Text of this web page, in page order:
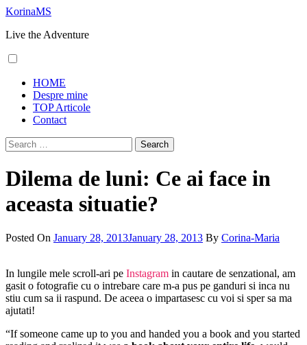
Skip
content
KorinaMS
Live the Adventure
Menu
HOME
Despre mine
TOP Articole
Contact
Search
for:
Dilema de luni: Ce ai face in
aceasta situatie?
Posted On January 28, 2013January 28, 2013 By Corina-Maria
In lungile mele scroll-ari pe Instagram in cautare de senzational, am
gasit o fotografie cu o intrebare care m-a pus pe ganduri si inca nu
stiu cum sa ii raspund. De aceea o impartasesc cu voi si sper sa ma
ajutati!
“If someone came up to you and handed you a book and you started